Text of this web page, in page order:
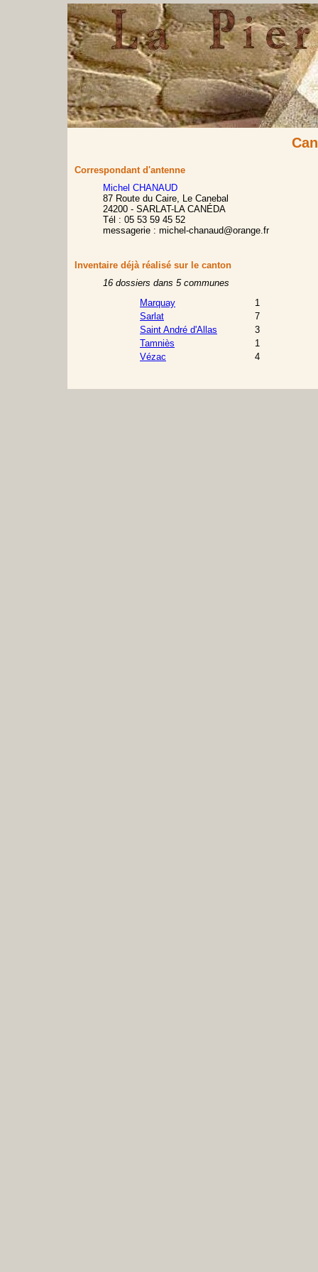
Correspondant d'antenne
Michel CHANAUD
87 Route du Caire, Le Canebal
24200 - SARLAT-LA CANÉDA
Tél : 05 53 59 45 52
messagerie : michel-chanaud@orange.fr
Inventaire déjà réalisé sur le canton
16 dossiers dans 5 communes
Marquay
1
Sarlat
7
Saint André d'Allas
3
Tamniès
1
Vézac
4